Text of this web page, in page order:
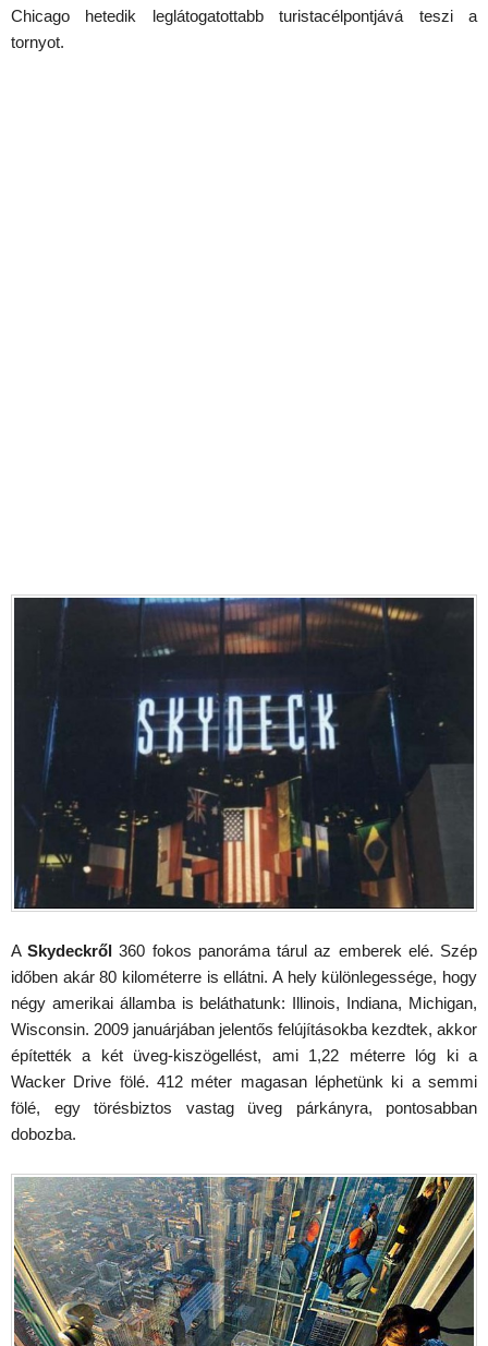
Chicago hetedik leglátogatottabb turistacélpontjává teszi a
tornyot.
ASkydeckről 360 fokos panoráma tárul az emberek elé. Szép
időben akár 80 kilométerre is ellátni. A hely különlegessége, hogy
négy amerikai államba is beláthatunk: Illinois, Indiana, Michigan,
Wisconsin. 2009 januárjában jelentős felújításokba kezdtek, akkor
építették a két üveg-kiszögellést, ami 1,22 méterre lóg ki a
Wacker Drive fölé. 412 méter magasan léphetünk ki a semmi
fölé, egy törésbiztos vastag üveg párkányra, pontosabban
dobozba.